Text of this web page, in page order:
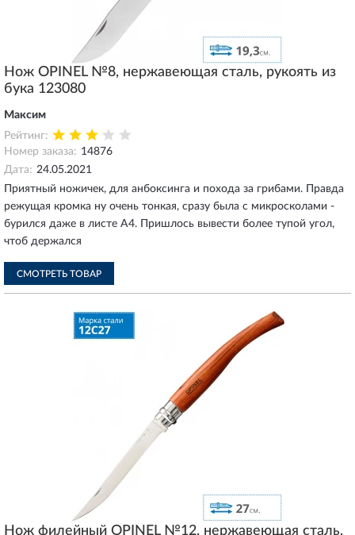
Нож OPINEL №8, нержавеющая сталь, рукоять из
бука 123080
Максим
Рейтинг:
Номер заказа: 14876
Дата: 24.05.2021
Приятный ножичек, для анбоксинга и похода за грибами. Правда
режущая кромка ну очень тонкая, сразу была с микросколами -
бурился даже в листе А4. Пришлось вывести более тупой угол,
чтоб держался
СМОТРЕТЬ ТОВАР
Нож филейный OPINEL №12, нержавеющая сталь,